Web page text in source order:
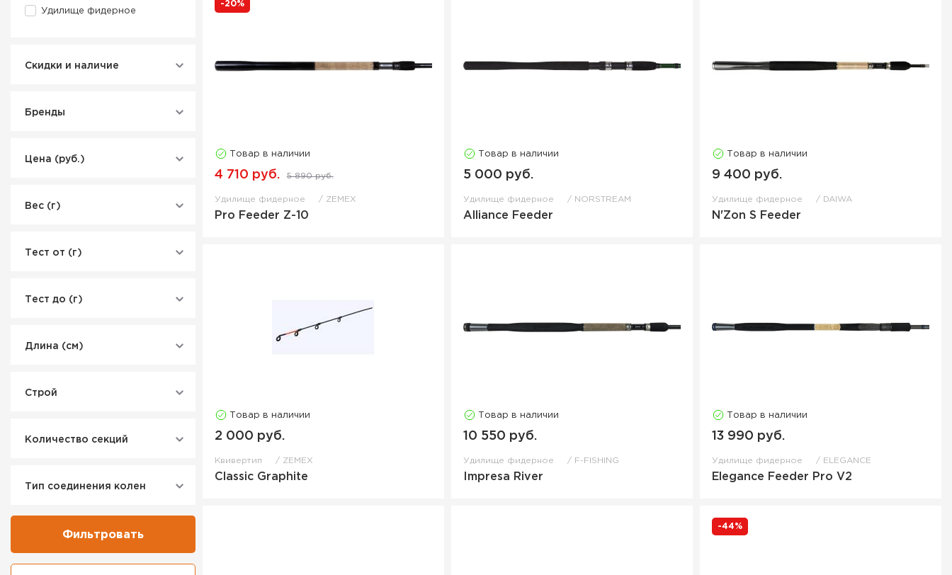
Удилище фидерное
Скидки и наличие
Бренды
Цена (руб.)
Вес (г)
Тест от (г)
Тест до (г)
Длина (см)
Строй
Количество секций
Тип соединения колен
Фильтровать
-20%
Товар в наличии
4 710 руб. 5 890 руб.
Удилище фидерное ZEMEX
Pro Feeder Z-10
Товар в наличии
5 000 руб.
Удилище фидерное NORSTREAM
Alliance Feeder
Товар в наличии
9 400 руб.
Удилище фидерное DAIWA
N'Zon S Feeder
Товар в наличии
2 000 руб.
Квивертип ZEMEX
Classic Graphite
Товар в наличии
10 550 руб.
Удилище фидерное F-FISHING
Impresa River
Товар в наличии
13 990 руб.
Удилище фидерное ELEGANCE
Elegance Feeder Pro V2
-44%